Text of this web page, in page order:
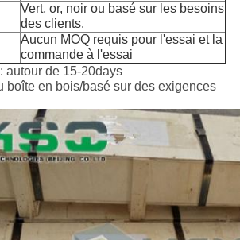
Vert, or, noir ou basé sur les besoins
des clients.
Aucun MOQ requis pour l'essai et la
commande à l'essai
autour de 15-20days
boîte en bois/basé sur des exigences